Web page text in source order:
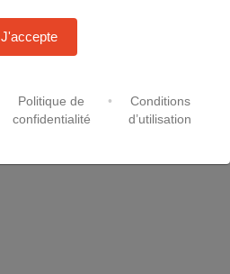
J'accepte
Politique de
confidentialité
•
Conditions
d’utilisation